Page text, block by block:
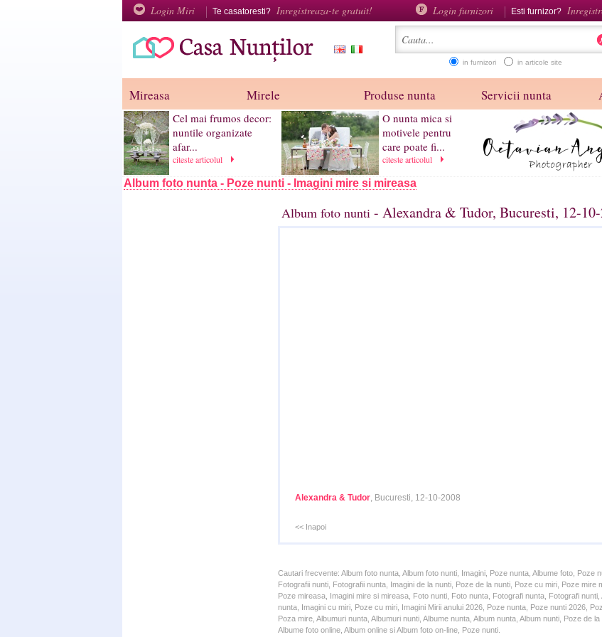
Login Miri Te casatoresti? Inregistreaza-te gratuit! Login furnizori Esti furnizor?
in furnizori in articole site
Mireasa Mirele Produse nunta Servicii nunta
Cel mai frumos decor:
nuntile organizate
afar...
citeste articolul
O nunta mica si
motivele pentru
care poate fi...
citeste articolul
Album foto nunta - Poze nunti - Imagini mire si mireasa
Album foto nunti - Alexandra & Tudor, Bucuresti, 12-
Alexandra & Tudor, Bucuresti, 12-10-2008
<< Inapoi
Cautari frecvente: Album foto nunta, Album foto nunti, Imagini, Poze nunta, Albume foto, Poze
Fotografii nunti, Fotografii nunta, Imagini de la nunti, Poze de la nunti, Poze cu miri, Poze mire
Poze mireasa, Imagini mire si mireasa, Foto nunti, Foto nunta, Fotografi nunta, Fotografi nunti,
nunta, Imagini cu miri, Poze cu miri, Imagini Mirii anului 2026, Poze nunta, Poze nunti 2026,
Poza mire, Albumuri nunta, Albumuri nunti, Albume nunta, Album nunta, Album nunti, Poze de la
Albume foto online, Album online si Album foto on-line, Poze nunti.